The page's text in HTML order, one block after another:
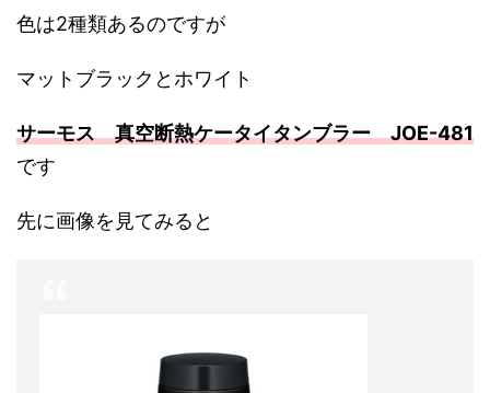
色は2種類あるのですが
マットブラックとホワイト
サーモス 真空断熱ケータイタンブラー JOE-481
です
先に画像を見てみると